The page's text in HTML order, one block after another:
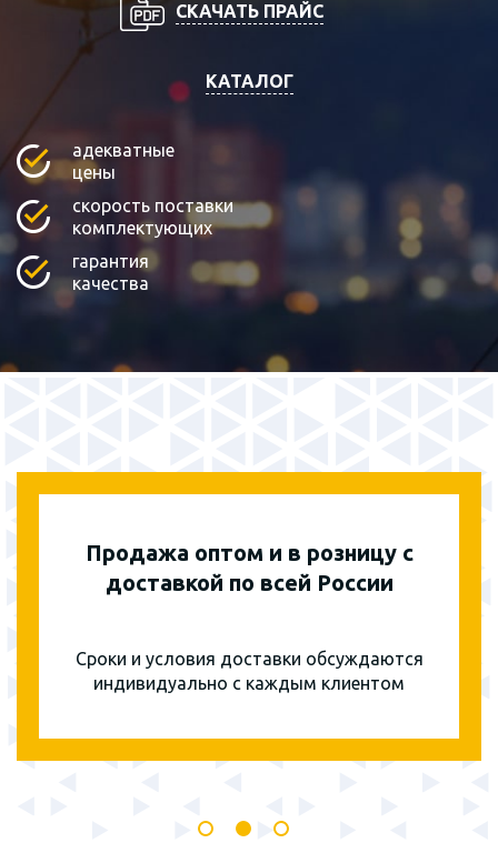
СКАЧАТЬ ПРАЙС
КАТАЛОГ
адекватные
цены
скорость поставки
комплектующих
гарантия
качества
Продажа оптом и в розницу с
доставкой по всей России
Сроки и условия доставки обсуждаются
индивидуально с каждым клиентом